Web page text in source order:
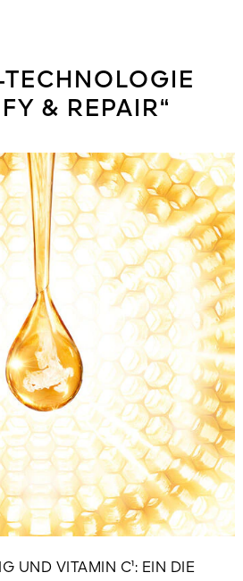
TECHNOLOGIE
& REPAIR“
UND VITAMIN C¹: EIN DIE